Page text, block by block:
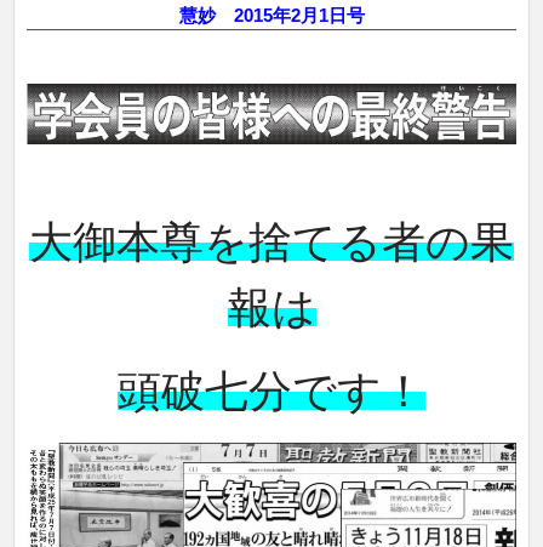
慧妙 2015年2月1日号
大御本尊を捨てる者の果
報は
頭破七分です！